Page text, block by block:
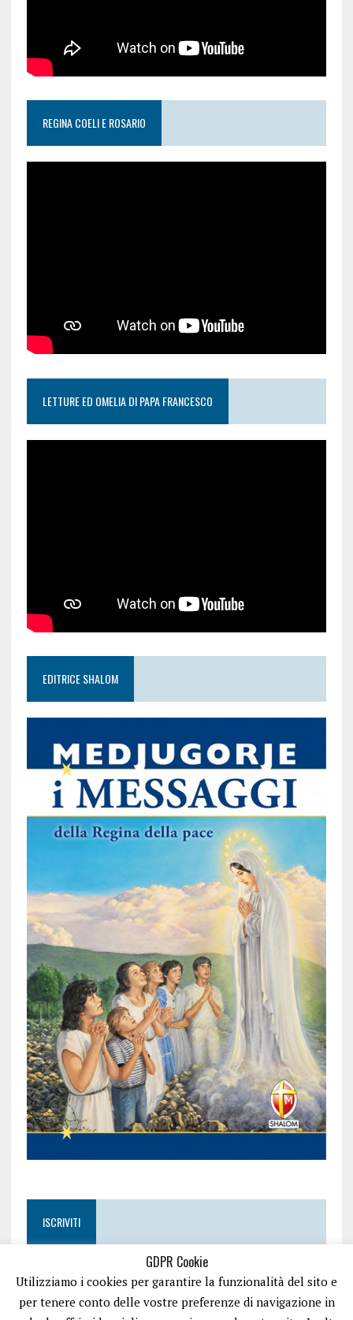
REGINA COELI E ROSARIO
LETTURE ED OMELIA DI PAPA FRANCESCO
EDITRICE SHALOM
ISCRIVITI
GDPR Cookie
Utilizziamo i cookies per garantire la funzionalità del sito e
per tenere conto delle vostre preferenze di navigazione in